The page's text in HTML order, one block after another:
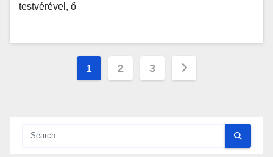
testvérével, ő
Bejegyzések
1 2 3